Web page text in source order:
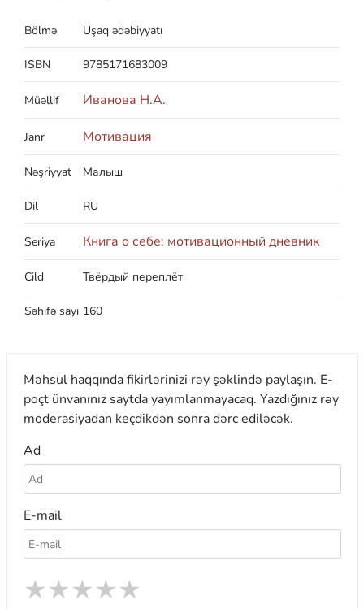
Bölmə Uşaq ədəbiyyatı
ISBN 9785171683009
Müəllif Иванова Н.А.
Janr Мотивация
Nəşriyyat Малыш
Dil RU
Seriya Книга о себе: мотивационный дневник
Cild Твёрдый переплёт
Səhifə sayı 160
Məhsul haqqında fikirlərinizi rəy şəklində paylaşın. E-
poçt ünvanınız saytda yayımlanmayacaq. Yazdığınız rəy
moderasiyadan keçdikdən sonra dərc ediləcək.
Ad
E-mail
★
★
★
★
★